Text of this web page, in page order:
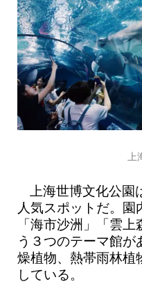
上
上海世博文化公
人気スポットだ。園
「海市沙洲」「雲
う３つのテーマ館が
燥植物、熱帯雨林植
している。